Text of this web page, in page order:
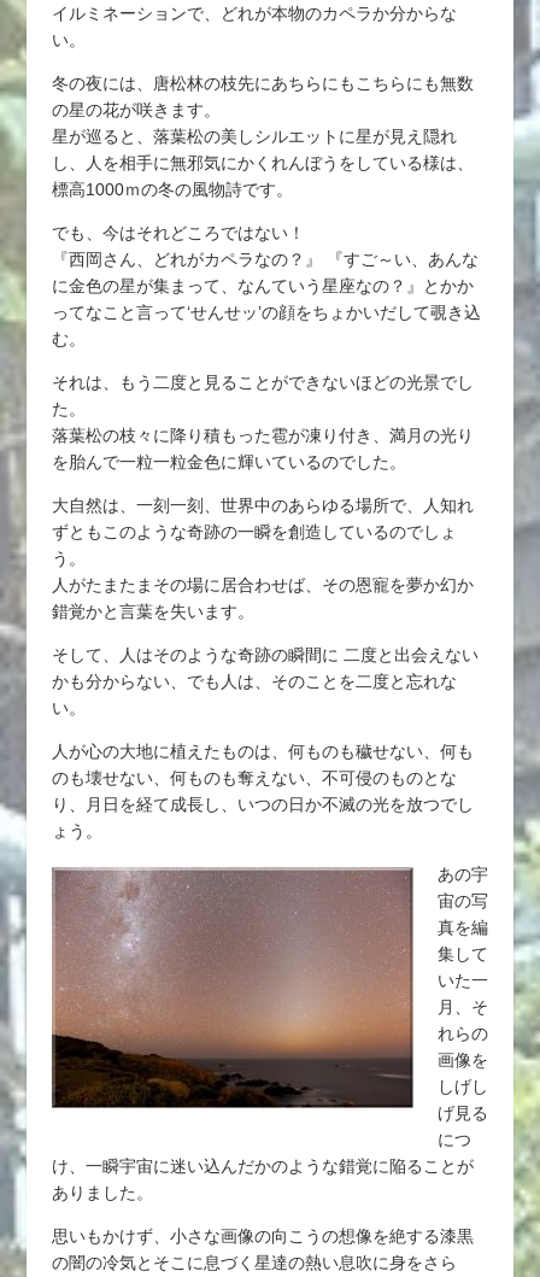
イルミネーションで、どれが本物のカペラか分からな
い。
冬の夜には、唐松林の枝先にあちらにもこちらにも無数
の星の花が咲きます。
星が巡ると、落葉松の美しシルエットに星が見え隠れ
し、人を相手に無邪気にかくれんぼうをしている様は、
標高1000ｍの冬の風物詩です。
でも、今はそれどころではない！
『西岡さん、どれがカペラなの？』 『すご～い、あんな
に金色の星が集まって、なんていう星座なの？』とかか
ってなこと言って‘せんせッ’の顔をちょかいだして覗き込
む。
それは、もう二度と見ることができないほどの光景でし
た。
落葉松の枝々に降り積もった雹が凍り付き、満月の光り
を胎んで一粒一粒金色に輝いているのでした。
大自然は、一刻一刻、世界中のあらゆる場所で、人知れ
ずともこのような奇跡の一瞬を創造しているのでしょ
う。
人がたまたまその場に居合わせば、その恩寵を夢か幻か
錯覚かと言葉を失います。
そして、人はそのような奇跡の瞬間に 二度と出会えない
かも分からない、でも人は、そのことを二度と忘れな
い。
人が心の大地に植えたものは、何ものも穢せない、何も
のも壊せない、何ものも奪えない、不可侵のものとな
り、月日を経て成長し、いつの日か不滅の光を放つでし
ょう。
あの宇
宙の写
真を編
集して
いた一
月、そ
れらの
画像を
しげし
げ見る
につ
け、一瞬宇宙に迷い込んだかのような錯覚に陥ることが
ありました。
思いもかけず、小さな画像の向こうの想像を絶する漆黒
の闇の冷気とそこに息づく星達の熱い息吹に身をさら